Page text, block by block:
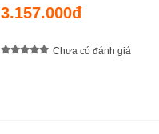
3.157.000đ
Chưa có đánh giá